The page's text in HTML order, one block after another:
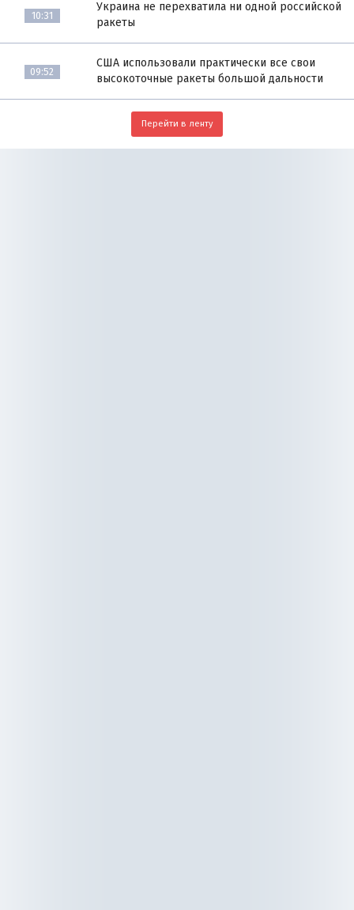
10:31
Украина не перехватила ни одной российской
ракеты
09:52
США использовали практически все свои
высокоточные ракеты большой дальности
Перейти в ленту